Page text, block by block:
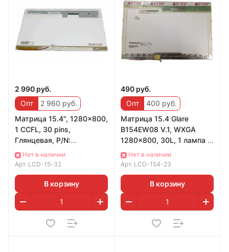
2 990 руб.
Опт
2 960 руб.
Матрица 15.4", 1280x800,
1 CCFL, 30 pins,
Глянцевая, P/N:
LP154W01 (TL)(A2),
CLAA154WB08A,
Нет в наличии
Арт. LCD-15-32
В корзину
490 руб.
Опт
400 руб.
Матрица 15.4 Glare
B154EW08 V.1, WXGA
1280x800, 30L, 1 лампа (1
CCFL), AU Optronics Б/У
Нет в наличии
Арт. LCD-154-23
В корзину